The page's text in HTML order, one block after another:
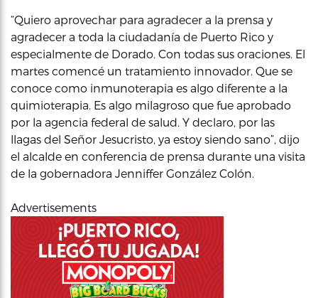
“Quiero aprovechar para agradecer a la prensa y
agradecer a toda la ciudadanía de Puerto Rico y
especialmente de Dorado. Con todas sus oraciones. El
martes comencé un tratamiento innovador. Que se
conoce como inmunoterapia es algo diferente a la
quimioterapia. Es algo milagroso que fue aprobado
por la agencia federal de salud. Y declaro, por las
llagas del Señor Jesucristo, ya estoy siendo sano”, dijo
el alcalde en conferencia de prensa durante una visita
de la gobernadora Jenniffer González Colón.
Advertisements